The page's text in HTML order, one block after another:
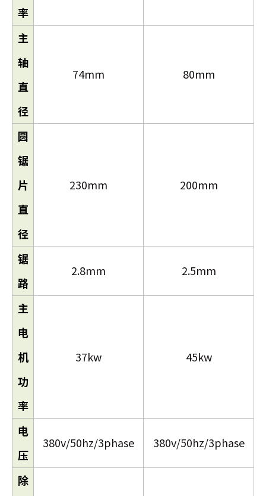
率
主
轴
直
径
74mm 80mm
圆
锯
片
直
径
230mm 200mm
锯
路
2.8mm 2.5mm
主
电
机
功
率
37kw 45kw
电
压
380v/50hz/3phase 380v/50hz/3phase
除